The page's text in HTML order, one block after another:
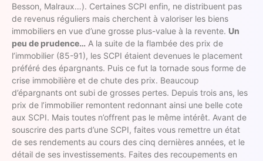
Besson, Malraux…). Certaines SCPI enfin, ne distribuent pas
de revenus réguliers mais cherchent à valoriser les biens
immobiliers en vue d’une grosse plus-value à la revente. Un
peu de prudence… A la suite de la flambée des prix de
l’immobilier (85-91), les SCPI étaient devenues le placement
préféré des épargnants. Puis ce fut la tornade sous forme de
crise immobilière et de chute des prix. Beaucoup
d’épargnants ont subi de grosses pertes. Depuis trois ans, les
prix de l’immobilier remontent redonnant ainsi une belle cote
aux SCPI. Mais toutes n’offrent pas le même intérêt. Avant de
souscrire des parts d’une SCPI, faites vous remettre un état
de ses rendements au cours des cinq dernières années, et le
détail de ses investissements. Faites des recoupements en